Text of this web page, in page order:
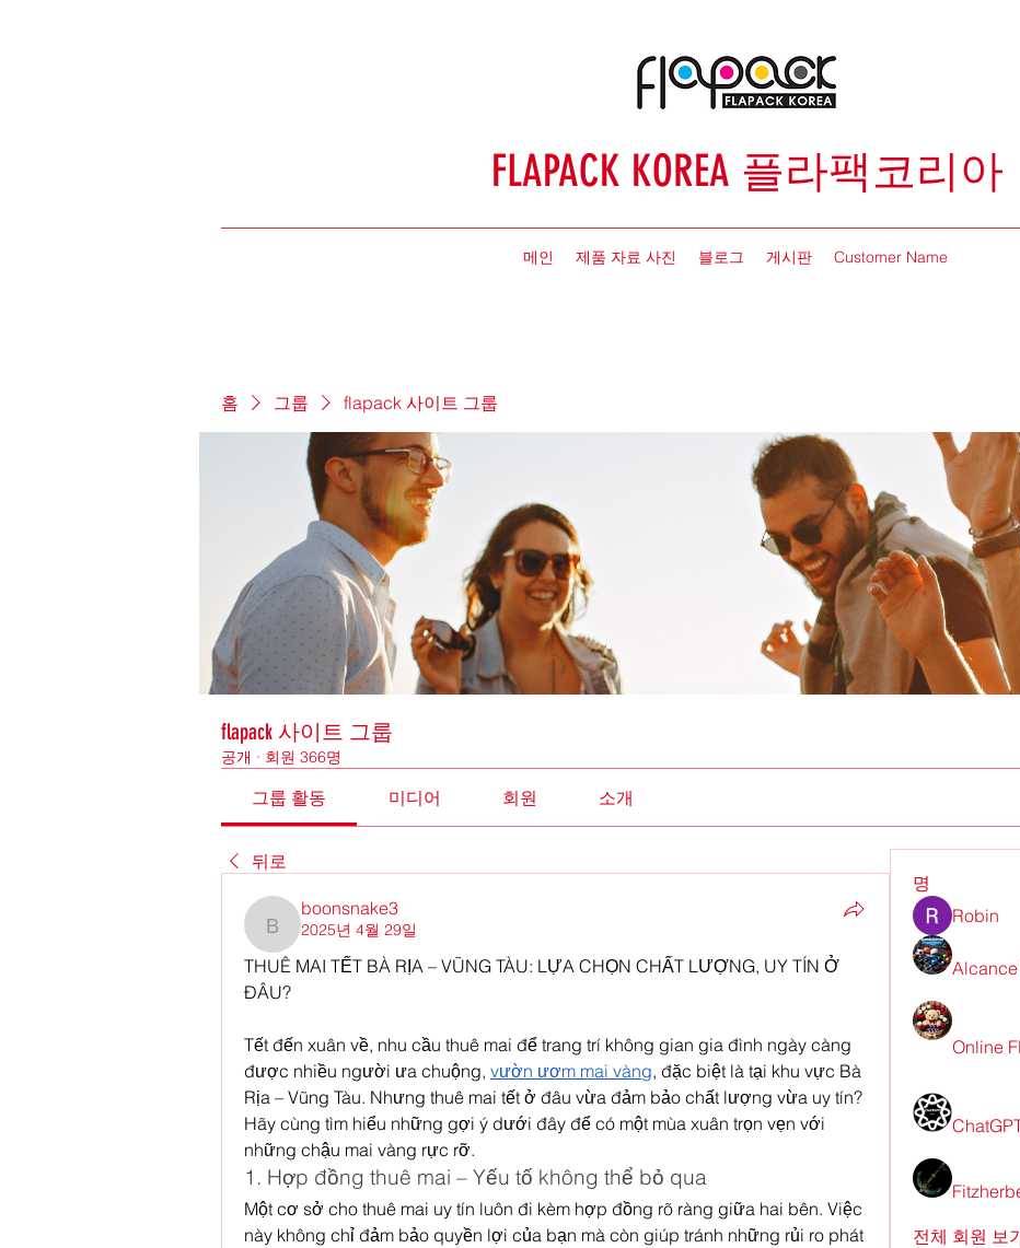
FLAPACK KOREA 플라팩코리아
메인 제품 자료 사진 블로그 게시판 Customer Name
홈 그룹 flapack 사이트 그룹
flapack 사이트 그룹
공개 · 회원 366명
그룹 활동 미디어 회원 소개
뒤로
boonsnake3
boonsnake3
2025년 4월 29일
THUÊ MAI TẾT BÀ RỊA – VŨNG TÀU: LỰA CHỌN CHẤT LƯỢNG, UY TÍN Ở
ĐÂU?
Tết đến xuân về, nhu cầu thuê mai để trang trí không gian gia đình ngày càng
được nhiều người ưa chuộng, vườn ươm mai vàng, đặc biệt là tại khu vực Bà
Rịa – Vũng Tàu. Nhưng thuê mai tết ở đâu vừa đảm bảo chất lượng vừa uy tín?
Hãy cùng tìm hiểu những gợi ý dưới đây để có một mùa xuân trọn vẹn với
những chậu mai vàng rực rỡ.
1. Hợp đồng thuê mai – Yếu tố không thể bỏ qua
Một cơ sở cho thuê mai uy tín luôn đi kèm hợp đồng rõ ràng giữa hai bên. Việc
này không chỉ đảm bảo quyền lợi của bạn mà còn giúp tránh những rủi ro phát
명
Robin
Online
전체 회원 보